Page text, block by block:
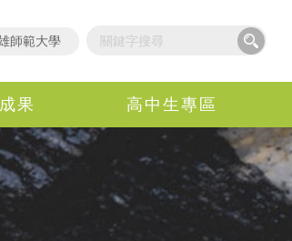
果 高中生專區
師範大學